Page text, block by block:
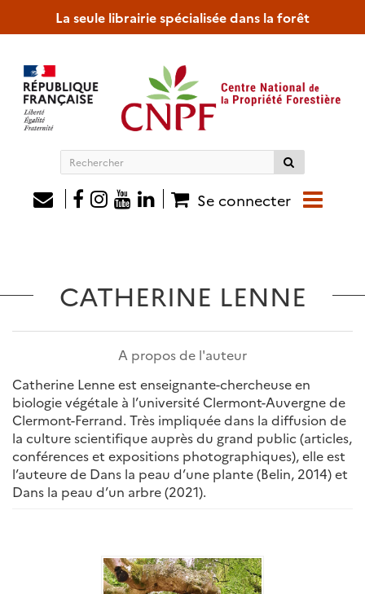
La seule librairie spécialisée dans la forêt
Rechercher
siteSe connecter
CATHERINE LENNE
A propos de l'auteur
Catherine Lenne est enseignante-chercheuse en
biologie végétale à l’université Clermont-Auvergne de
Clermont-Ferrand. Très impliquée dans la diffusion de
la culture scientifique auprès du grand public (articles,
conférences et expositions photographiques), elle est
l’auteure de Dans la peau d’une plante (Belin, 2014) et
Dans la peau d’un arbre (2021).